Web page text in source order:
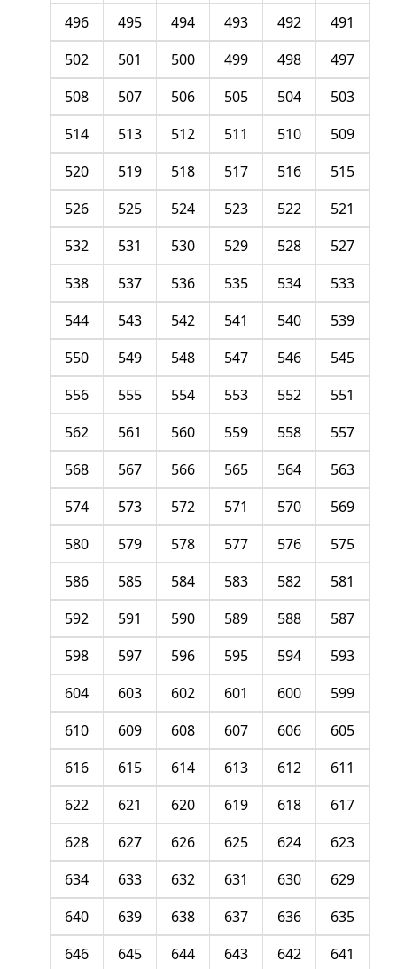
491
492
493
494
495
496
497
498
499
500
501
502
503
504
505
506
507
508
509
510
511
512
513
514
515
516
517
518
519
520
521
522
523
524
525
526
527
528
529
530
531
532
533
534
535
536
537
538
539
540
541
542
543
544
545
546
547
548
549
550
551
552
553
554
555
556
557
558
559
560
561
562
563
564
565
566
567
568
569
570
571
572
573
574
575
576
577
578
579
580
581
582
583
584
585
586
587
588
589
590
591
592
593
594
595
596
597
598
599
600
601
602
603
604
605
606
607
608
609
610
611
612
613
614
615
616
617
618
619
620
621
622
623
624
625
626
627
628
629
630
631
632
633
634
635
636
637
638
639
640
641
642
643
644
645
646